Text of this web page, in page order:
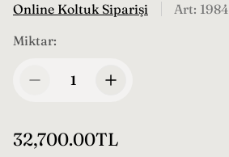
Online Koltuk Siparişi
Art: 1984
Miktar:
N
32,700.00TL